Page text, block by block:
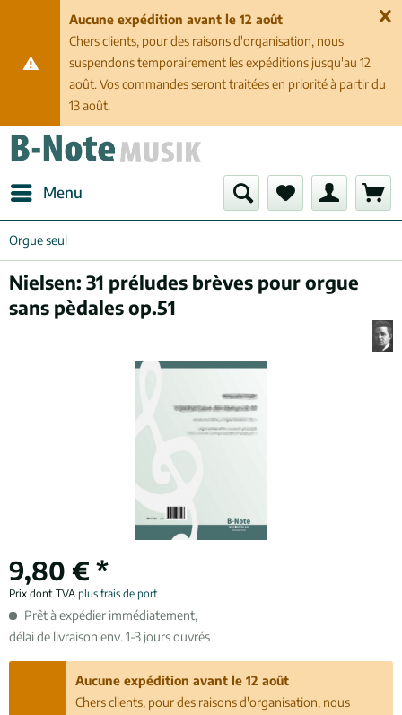
Aucune expédition avant le 12 août
Chers clients, pour des raisons d'organisation, nous
suspendons temporairement les expéditions jusqu'au 12
août. Vos commandes seront traitées en priorité à partir du
13 août.
Menu
Orgue seul
Nielsen: 31 préludes brèves pour orgue
sans pèdales op.51
9,80 € *
Prix dont TVA plus frais de port
Prêt à expédier immédiatement,
délai de livraison env. 1-3 jours ouvrés
Aucune expédition avant le 12 août
Chers clients, pour des raisons d'organisation, nous